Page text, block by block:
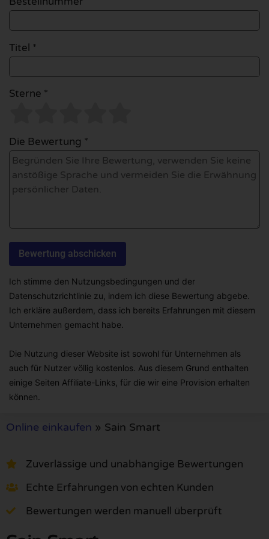
Titel *
Sterne *
Die Bewertung *
Ich stimme den Nutzungsbedingungen und der
Datenschutzrichtlinie zu, indem ich diese Bewertung abgebe.
Ich erkläre außerdem, dass ich bereits Erfahrungen mit diesem
Unternehmen gemacht habe.
Die Nutzung dieser Website ist sowohl für Unternehmen als
auch für Nutzer völlig kostenlos. Aus diesem Grund enthalten
einige Seiten Affiliate-Links, für die wir eine Provision erhalten
können.
Online einkaufen » Sain Smart
Zuverlässige und unabhängige Bewertungen
Echte Erfahrungen von echten Kunden
Bewertungen werden manuell überprüft